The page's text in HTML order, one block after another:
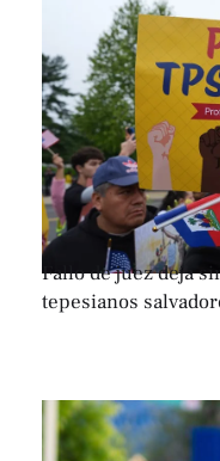
Fallo de juez deja
tepesianos